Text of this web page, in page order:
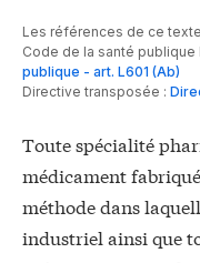
Les références de ce
Code de la santé publique
publique - art. L601 (Ab)
Directive transposée :
Toute spécialité
médicament
méthode dans
industriel ainsi que